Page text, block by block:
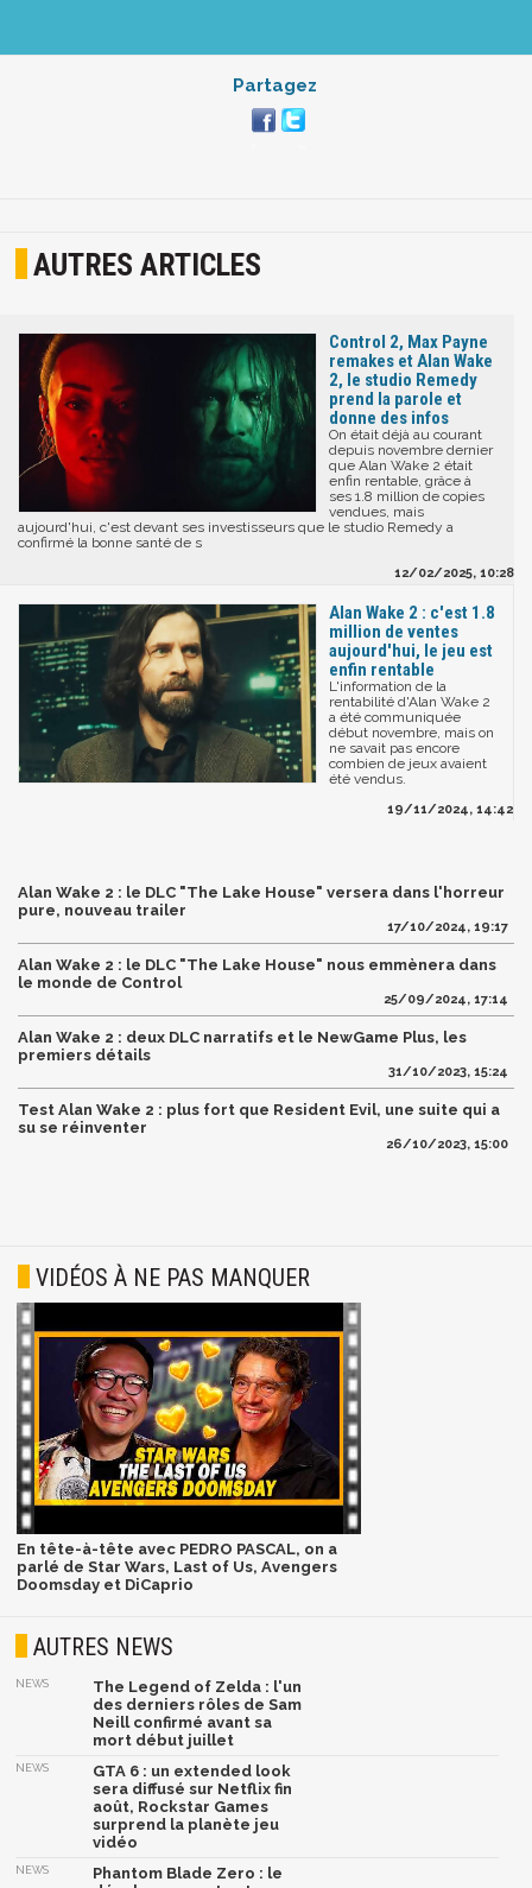
Partagez
AUTRES ARTICLES
Control 2, Max Payne
remakes et Alan Wake
2, le studio Remedy
prend la parole et
donne des infos
On était déjà au courant
depuis novembre dernier
que Alan Wake 2 était
enfin rentable, grâce à
ses 1.8 million de copies
vendues, mais
aujourd'hui, c'est devant ses investisseurs que le studio Remedy a
confirmé la bonne santé de s
12/02/2025, 10:28
Alan Wake 2 : c'est 1.8
million de ventes
aujourd'hui, le jeu est
enfin rentable
L'information de la
rentabilité d'Alan Wake 2
a été communiquée
début novembre, mais on
ne savait pas encore
combien de jeux avaient
été vendus.
19/11/2024, 14:42
Alan Wake 2 : le DLC "The Lake House" versera dans l'horreur
pure, nouveau trailer
17/10/2024, 19:17
Alan Wake 2 : le DLC "The Lake House" nous emmènera dans
le monde de Control
25/09/2024, 17:14
Alan Wake 2 : deux DLC narratifs et le NewGame Plus, les
premiers détails
31/10/2023, 15:24
Test Alan Wake 2 : plus fort que Resident Evil, une suite qui a
su se réinventer
26/10/2023, 15:00
VIDÉOS À NE PAS MANQUER
En tête-à-tête avec PEDRO PASCAL, on a
parlé de Star Wars, Last of Us, Avengers
Doomsday et DiCaprio
AUTRES NEWS
NEWS
The Legend of Zelda : l'un
des derniers rôles de Sam
Neill confirmé avant sa
mort début juillet
NEWS
GTA 6 : un extended look
sera diffusé sur Netflix fin
août, Rockstar Games
surprend la planète jeu
vidéo
NEWS
Phantom Blade Zero : le